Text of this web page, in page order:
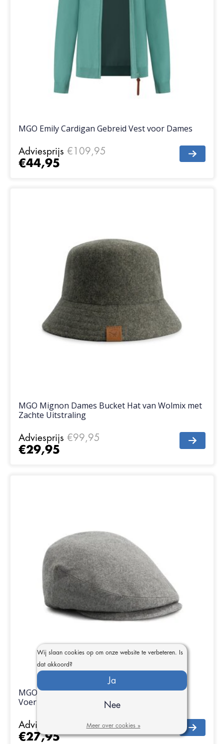
MGO Emily Cardigan Gebreid Vest voor Dames
Adviesprijs €109,95
€44,95
MGO Mignon Dames Bucket Hat van Wolmix met
Zachte Uitstraling
Adviesprijs €99,95
€29,95
MGO Tod Heren Flatcap met Comfortabele
Voering - Wolmix
Adviesprijs €89,95
€27,95
Wij slaan cookies op om onze website te verbeteren. Is
dat akkoord?
Ja
Nee
Meer over cookies »